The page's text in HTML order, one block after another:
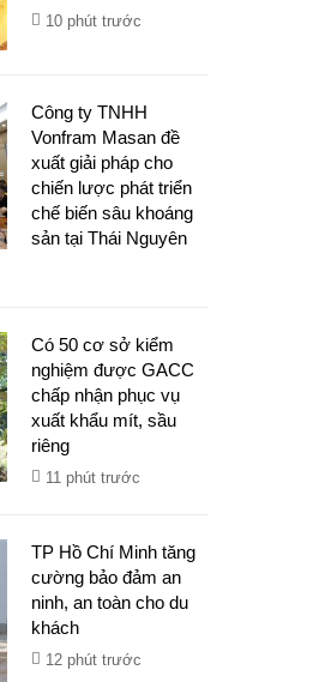
10 phút trước
Công ty TNHH
Vonfram Masan đề
xuất giải pháp cho
chiến lược phát triển
chế biến sâu khoáng
sản tại Thái Nguyên
Có 50 cơ sở kiểm
nghiệm được GACC
chấp nhận phục vụ
xuất khẩu mít, sầu
riêng
11 phút trước
TP Hồ Chí Minh tăng
cường bảo đảm an
ninh, an toàn cho du
khách
12 phút trước